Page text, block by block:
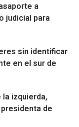
a
judicial para
sin identificar
en el sur de
la izquierda,
de